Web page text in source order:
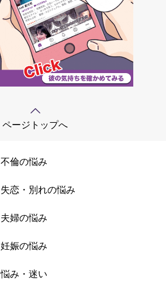
ページトップへ
不倫の悩み
失恋・別れの悩み
夫婦の悩み
妊娠の悩み
悩み・迷い